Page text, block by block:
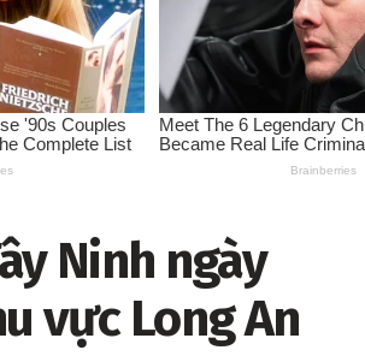
Ninh ngày
vực Long An